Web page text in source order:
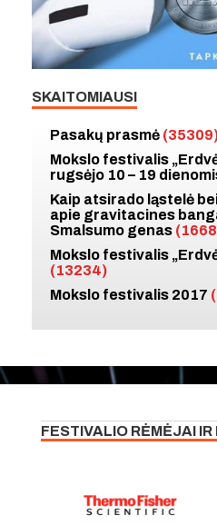
SKAITOMIAUSI
Pasakų prasmė
Mokslo festivalis
rugsėjo 10 – 19
Kaip atsirado ląstelė
apie gravitacines
Smalsumo genas
Mokslo festivalis
(13234)
Mokslo festivalis 2017
FESTIVALIO RĖMĖJAI IR